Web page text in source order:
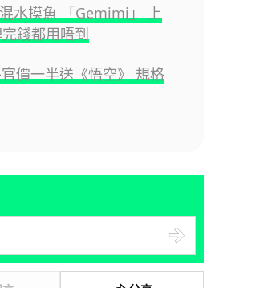
水摸魚 「Gemimi」 上
錢都用唔到
價一半送《悟空》 規格